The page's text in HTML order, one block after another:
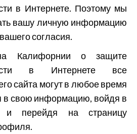
в Интернете. Поэтому мы
вашу личную информацию
согласия.
Калифорнии о защите
в Интернете все
сайта могут в любое время
в свою информацию, войдя в
и перейдя на страницу